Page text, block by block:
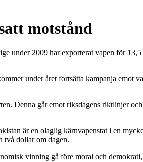
motstånd
under 2009 har exporterat vapen för
under året fortsätta kampanja emot
Denna går emot riksdagens riktlinjer
är en olaglig kärnvapenstat i en
två dollar om dagen.
vinning gå före moral och